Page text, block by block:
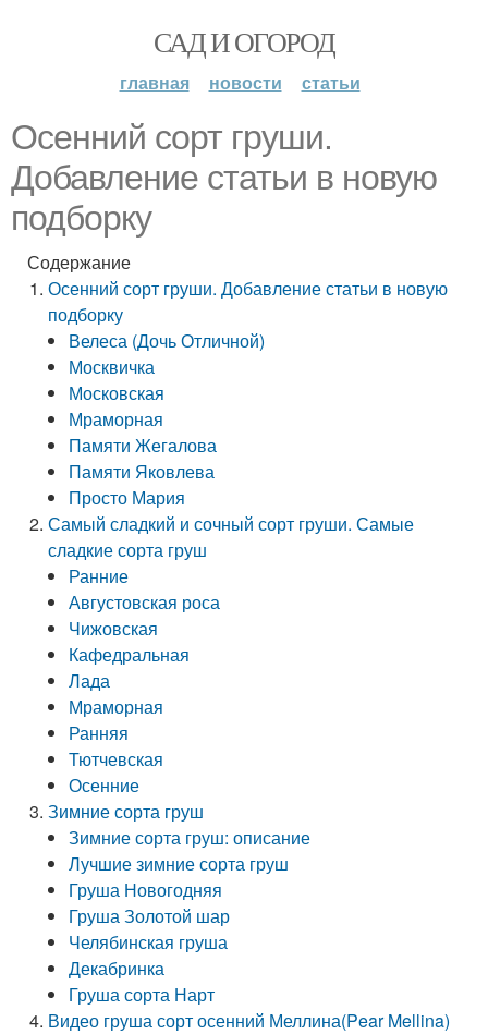
САД И ОГОРОД
главная новости статьи
Осенний сорт груши.
Добавление статьи в новую
подборку
Содержание
Осенний сорт груши. Добавление статьи в новую
подборку
Велеса (Дочь Отличной)
Москвичка
Московская
Мраморная
Памяти Жегалова
Памяти Яковлева
Просто Мария
Самый сладкий и сочный сорт груши. Самые
сладкие сорта груш
Ранние
Августовская роса
Чижовская
Кафедральная
Лада
Мраморная
Ранняя
Тютчевская
Осенние
Зимние сорта груш
Зимние сорта груш: описание
Лучшие зимние сорта груш
Груша Новогодняя
Груша Золотой шар
Челябинская груша
Декабринка
Груша сорта Нарт
Видео груша сорт осенний Меллина(Pear Mellina)